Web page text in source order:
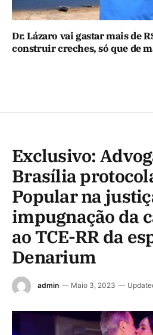
Dr. Lázaro vai gastar mais de
construir creches, só que de
Exclusivo:
Brasília
Popular na
impugnação da
ao TCE-RR da
Denarium
admin Maio 3, 2023